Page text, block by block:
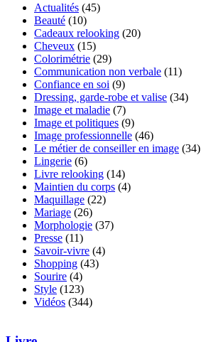
Actualités (45)
Beauté (10)
Cadeaux relooking (20)
Cheveux (15)
Colorimétrie (29)
Communication non verbale (11)
Confiance en soi (9)
Dressing, garde-robe et valise (34)
Image et maladie (7)
Image et politiques (9)
Image professionnelle (46)
Le métier de conseiller en image (34)
Lingerie (6)
Livre relooking (14)
Maintien du corps (4)
Maquillage (22)
Mariage (26)
Morphologie (37)
Presse (11)
Savoir-vivre (4)
Shopping (43)
Sourire (4)
Style (123)
Vidéos (344)